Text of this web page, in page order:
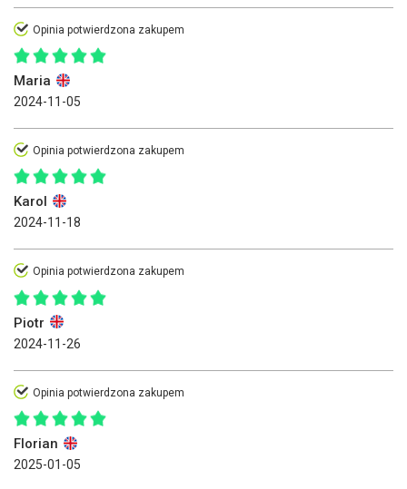
Opinia potwierdzona zakupem
Maria
2024-11-05
Opinia potwierdzona zakupem
Karol
2024-11-18
Opinia potwierdzona zakupem
Piotr
2024-11-26
Opinia potwierdzona zakupem
Florian
2025-01-05